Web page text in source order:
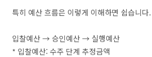
특히 예산 흐름은 이렇게 이해하면 쉽습니다.
입찰예산 → 승인예산 → 실행예산
* 입찰예산: 수주 단계 추정금액